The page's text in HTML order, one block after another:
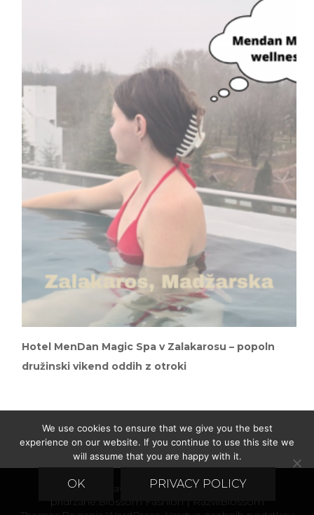
Hotel MenDan Magic Spa v Zalakarosu – popoln
družinski vikend oddih z otroki
© Avtorske pravice2026Just Ajda. Vse pravice
pridržane. Blossom Fashion | Razvil
Blossom
We use cookies to ensure that we give you the best
experience on our website. If you continue to use this site we
will assume that you are happy with it.
OK PRIVACY POLICY